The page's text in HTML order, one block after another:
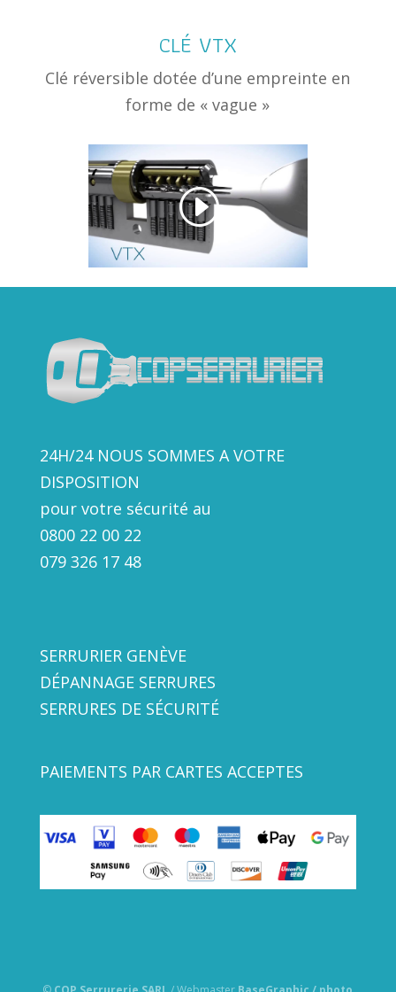
CLÉ VTX
Clé réversible dotée d’une empreinte en
forme de « vague »
24H/24 NOUS SOMMES A VOTRE
DISPOSITION
pour votre sécurité au
0800 22 00 22
079 326 1748
SERRURIER GENÈVE
DÉPANNAGE SERRURES
SERRURES DE SÉCURITÉ
PAIEMENTS PAR CARTES ACCEPTES